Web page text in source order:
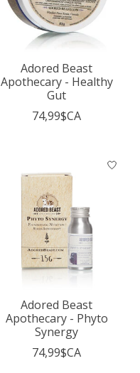
Adored Beast
Apothecary - Healthy
Gut
74,99$CA
Adored Beast
Apothecary - Phyto
Synergy
74,99$CA